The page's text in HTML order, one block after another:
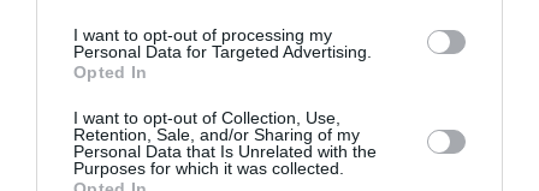
I want to opt-out of processing my
Personal Data for Targeted Advertising.
Opted In
I want to opt-out of Collection, Use,
Retention, Sale, and/or Sharing of my
Personal Data that Is Unrelated with the
Purposes for which it was collected.
LAISSER UN COMMENTAIRE
FAIRE UN DON